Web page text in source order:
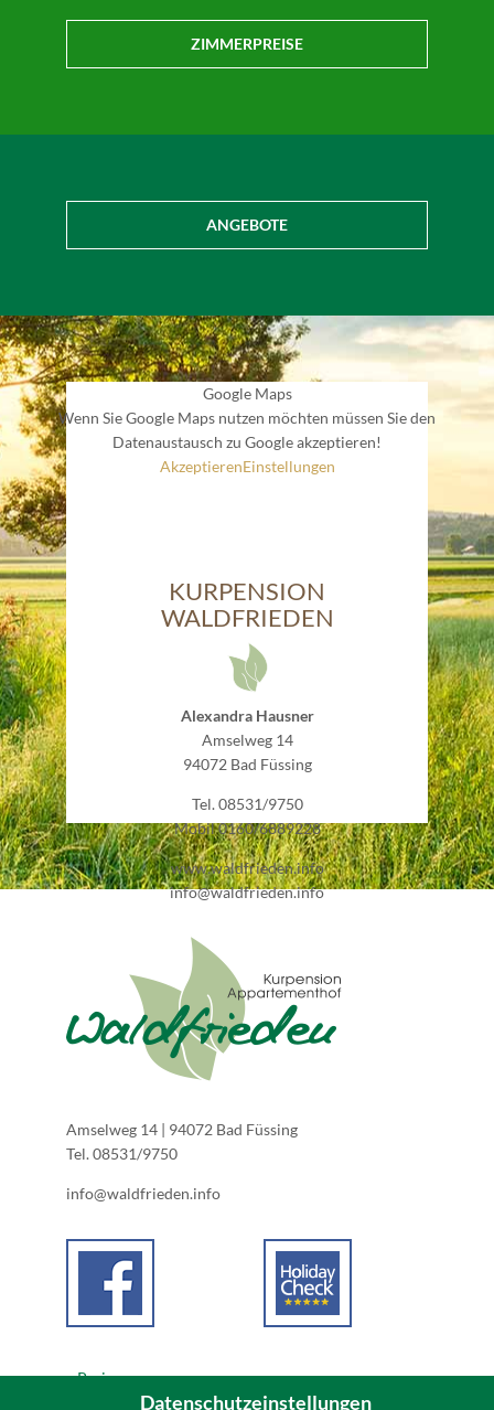
Datenschutzeinstellungen
ZIMMERPREISE
ANGEBOTE
Google Maps
Wenn Sie Google Maps nutzen möchten müssen Sie den
Datenaustausch zu Google akzeptieren!
AkzeptierenEinstellungen
KURPENSION
WALDFRIEDEN
Alexandra Hausner
Amselweg 14
94072 Bad Füssing
Tel. 08531/9750
Mobil 0160/6889228
www.waldfrieden.info
info@waldfrieden.info
Amselweg 14 | 94072 Bad Füssing
Tel. 08531/9750
info@waldfrieden.info
Preise